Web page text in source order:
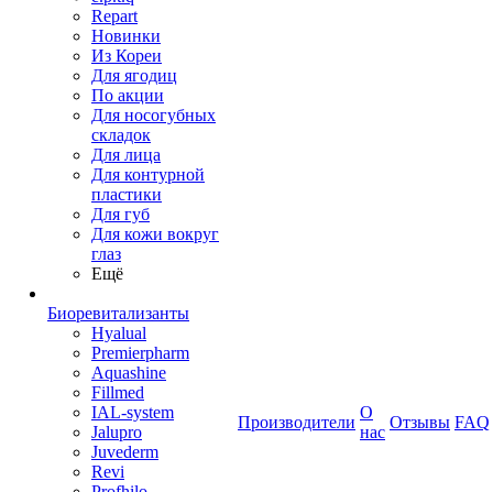
Repart
Новинки
Из Кореи
Для ягодиц
По акции
Для носогубных
складок
Для лица
Для контурной
пластики
Для губ
Для кожи вокруг
глаз
Ещё
Биоревитализанты
Hyalual
Premierpharm
Aquashine
Fillmed
IAL-system
Jalupro
Juvederm
Revi
Производители
О
нас
Отзывы FAQ